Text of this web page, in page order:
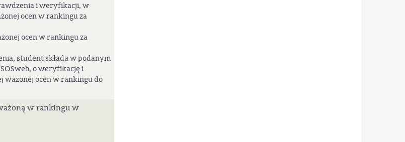
i weryfikacji, w
ocen w rankingu za
ocen w rankingu za
student składa w podanym
o weryfikację i
ważonej ocen w rankingu do
w rankingu w